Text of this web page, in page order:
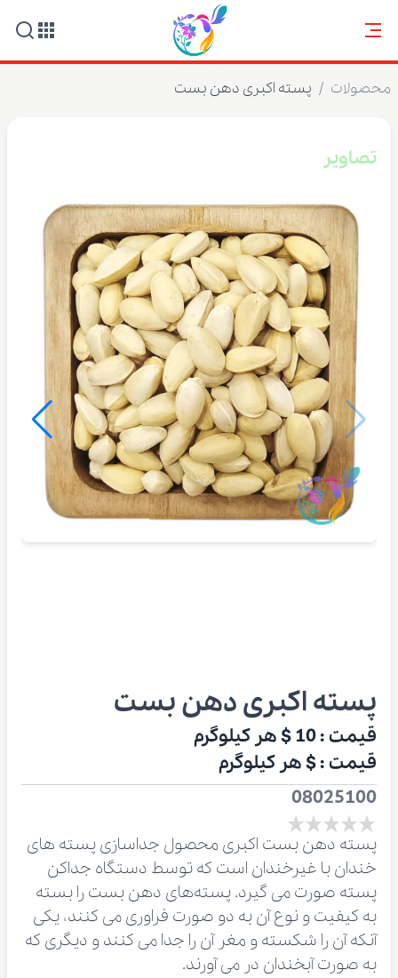
محصولات / پسته اکبری دهن بست
تصاویر
پسته اکبری دهن بست
قیمت :
هر کیلوگرم
قیمت :$هر کیلوگرم
08025100
پسته دهن بست اکبری محصول جداسازی پسته های
خندان با غیرخندان است که توسط دستگاه جداکن
پسته صورت می گیرد. پسته‌های دهن بست را بسته
به کیفیت و نوع آن به دو صورت فراوری می کنند، یکی
آنکه آن را شکسته و مغر آن را جدا می کنند و دیگری که
به صورت آبخندان در می آورند.